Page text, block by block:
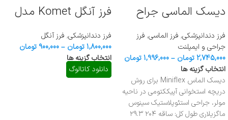
دیسک الماسی جراح
فرز دندانپزشکی, فرز الماسی, فرز
جراحی و ایمپلنت
2,745,000تومان –
1,996,000تومان
انتخاب گزینه ها
دیسک الماس Miniflex برای روش
دریچه استخوانی آپیککتومی در ناحیه
مولر، جراحی استئوپلاستیک سینوس
ماگزیلاری طول کل: ساقه ۲۰۴ ۲۹.۳
فرز آنگل Komet مدل
فرز دندانپزشکی, فرز آنگل
1,800,000تومان –
900,000 تومان
انتخاب گزینه ها
دانلود کاتالوگ